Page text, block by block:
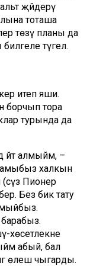
җәйдерү
тоташа
төзү планы да
билгеле түгел.
итеп яши.
борчып тора
турында да
алмыйм, –
халкын
(сүз Пионер
Без бик тату
хөсетлекне
абый, бал
өлеш чыгарды.